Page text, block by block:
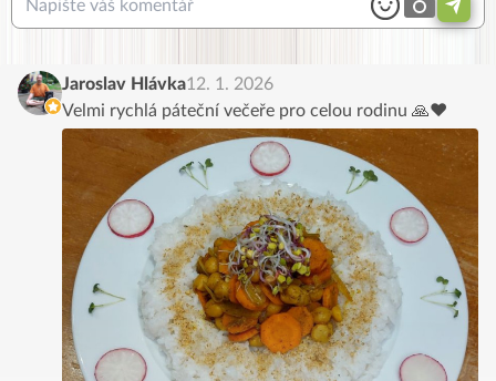
Jaroslav Hlávka12. 1. 2026
Velmi rychlá páteční večeře pro celou rodinu 🙏❤️